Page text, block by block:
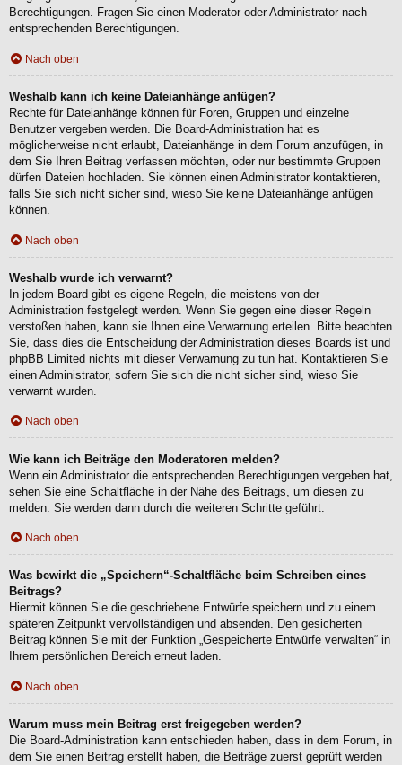
Berechtigungen. Fragen Sie einen Moderator oder Administrator nach
entsprechenden Berechtigungen.
Nach oben
Weshalb kann ich keine Dateianhänge anfügen?
Rechte für Dateianhänge können für Foren, Gruppen und einzelne
Benutzer vergeben werden. Die Board-Administration hat es
möglicherweise nicht erlaubt, Dateianhänge in dem Forum anzufügen, in
dem Sie Ihren Beitrag verfassen möchten, oder nur bestimmte Gruppen
dürfen Dateien hochladen. Sie können einen Administrator kontaktieren,
falls Sie sich nicht sicher sind, wieso Sie keine Dateianhänge anfügen
können.
Nach oben
Weshalb wurde ich verwarnt?
In jedem Board gibt es eigene Regeln, die meistens von der
Administration festgelegt werden. Wenn Sie gegen eine dieser Regeln
verstoßen haben, kann sie Ihnen eine Verwarnung erteilen. Bitte beachten
Sie, dass dies die Entscheidung der Administration dieses Boards ist und
phpBB Limited nichts mit dieser Verwarnung zu tun hat. Kontaktieren Sie
einen Administrator, sofern Sie sich die nicht sicher sind, wieso Sie
verwarnt wurden.
Nach oben
Wie kann ich Beiträge den Moderatoren melden?
Wenn ein Administrator die entsprechenden Berechtigungen vergeben hat,
sehen Sie eine Schaltfläche in der Nähe des Beitrags, um diesen zu
melden. Sie werden dann durch die weiteren Schritte geführt.
Nach oben
Was bewirkt die „Speichern“-Schaltfläche beim Schreiben eines
Beitrags?
Hiermit können Sie die geschriebene Entwürfe speichern und zu einem
späteren Zeitpunkt vervollständigen und absenden. Den gesicherten
Beitrag können Sie mit der Funktion „Gespeicherte Entwürfe verwalten“ in
Ihrem persönlichen Bereich erneut laden.
Nach oben
Warum muss mein Beitrag erst freigegeben werden?
Die Board-Administration kann entschieden haben, dass in dem Forum, in
dem Sie einen Beitrag erstellt haben, die Beiträge zuerst geprüft werden